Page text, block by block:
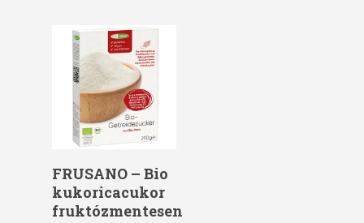
Kosárba Teszem
FRUSANO – Bio
kukoricacukor
fruktózmentesen